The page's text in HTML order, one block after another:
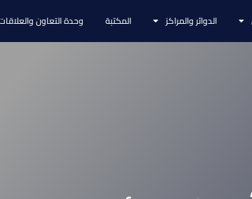
الدوائر والمراكز المكتبة وحدة التعاون